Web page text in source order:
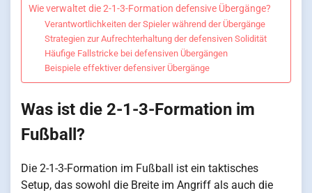
Wie verwaltet die 2-1-3-Formation defensive Übergänge?
Verantwortlichkeiten der Spieler während der Übergänge
Strategien zur Aufrechterhaltung der defensiven Solidität
Häufige Fallstricke bei defensiven Übergängen
Beispiele effektiver defensiver Übergänge
Was ist die 2-1-3-Formation im
Fußball?
Die 2-1-3-Formation im Fußball ist ein taktisches
Setup, das sowohl die Breite im Angriff als auch die